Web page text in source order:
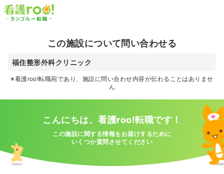
この施設について問い合わせる
福住整形外科クリニック
※看護roo!転職宛であり、施設に問い合わせ内容が伝わることはありませ
ん
こんにちは、看護roo!転職です！
この施設に関する情報をお届けするために
いくつか質問させてください